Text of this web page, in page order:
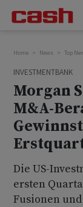
Home News Top
INVESTMENTBANK
Morgan
M&A-
Die US-
ersten
Fusionen